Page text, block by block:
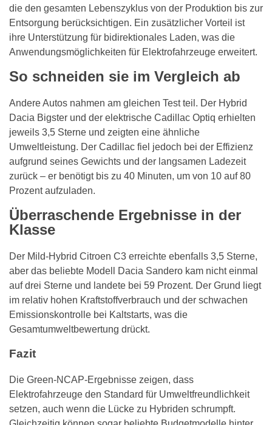
die den gesamten Lebenszyklus von der Produktion bis zur
Entsorgung berücksichtigen. Ein zusätzlicher Vorteil ist
ihre Unterstützung für bidirektionales Laden, was die
Anwendungsmöglichkeiten für Elektrofahrzeuge erweitert.
So schneiden sie im Vergleich ab
Andere Autos nahmen am gleichen Test teil. Der Hybrid
Dacia Bigster und der elektrische Cadillac Optiq erhielten
jeweils 3,5 Sterne und zeigten eine ähnliche
Umweltleistung. Der Cadillac fiel jedoch bei der Effizienz
aufgrund seines Gewichts und der langsamen Ladezeit
zurück – er benötigt bis zu 40 Minuten, um von 10 auf 80
Prozent aufzuladen.
Überraschende Ergebnisse in der
Klasse
Der Mild-Hybrid Citroen C3 erreichte ebenfalls 3,5 Sterne,
aber das beliebte Modell Dacia Sandero kam nicht einmal
auf drei Sterne und landete bei 59 Prozent. Der Grund liegt
im relativ hohen Kraftstoffverbrauch und der schwachen
Emissionskontrolle bei Kaltstarts, was die
Gesamtumweltbewertung drückt.
Fazit
Die Green-NCAP-Ergebnisse zeigen, dass
Elektrofahrzeuge den Standard für Umweltfreundlichkeit
setzen, auch wenn die Lücke zu Hybriden schrumpft.